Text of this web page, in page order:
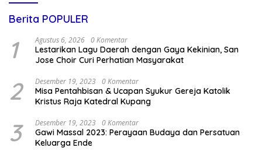
Berita POPULER
1 Agustus 6, 2026 0 Komentar
Lestarikan Lagu Daerah dengan Gaya Kekinian, San
Jose Choir Curi Perhatian Masyarakat
2 Desember 19, 2023 0 Komentar
Misa Pentahbisan & Ucapan Syukur Gereja Katolik
Kristus Raja Katedral Kupang
3 Desember 19, 2023 0 Komentar
Gawi Massal 2023: Perayaan Budaya dan Persatuan
Keluarga Ende